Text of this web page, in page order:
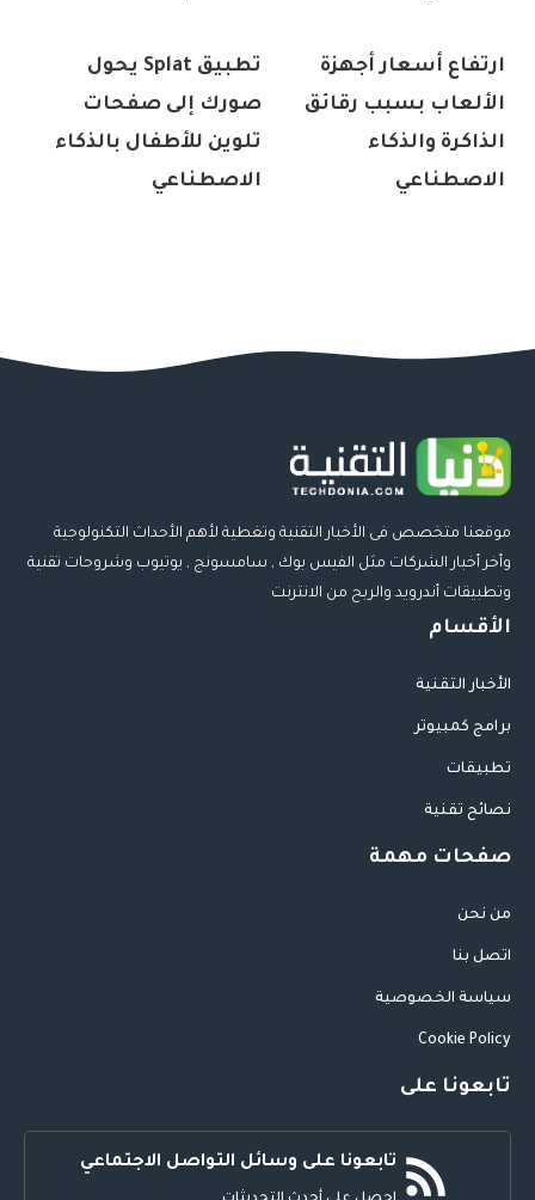
ارتفاع أسعار أجهزة
الألعاب بسبب رقائق
الذاكرة والذكاء
الاصطناعي
تطبيق Splat يحول
صورك إلى صفحات
تلوين للأطفال بالذكاء
الاصطناعي
موقعنا متخصص فى الأخبار التقنية وتغطية لأهم الأحداث التكنولوجية
وأخر أخبار الشركات مثل الفيس بوك , سامسونج , يوتيوب وشروحات تقنية
وتطبيقات أندرويد والربح من الانترنت
الأقسام
الأخبار التقنية
برامج كمبيوتر
تطبيقات
نصائح تقنية
صفحات مهمة
من نحن
اتصل بنا
سياسة الخصوصية
Cookie Policy
تابعونا على
تابعونا على وسائل التواصل الاجتماعي